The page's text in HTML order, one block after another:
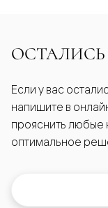
Если у вас
напишите в
прояснить любые
оптимальное